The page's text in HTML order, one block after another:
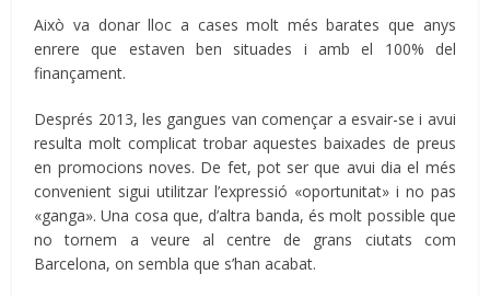
Això va donar lloc a cases molt més barates que anys
enrere que estaven ben situades i amb el 100% del
finançament.
Després 2013, les gangues van començar a esvair-se i avui
resulta molt complicat trobar aquestes baixades de preus
en promocions noves. De fet, pot ser que avui dia el més
convenient sigui utilitzar l’expressió «oportunitat» i no pas
«ganga». Una cosa que, d’altra banda, és molt possible que
no tornem a veure al centre de grans ciutats com
Barcelona, ​​on sembla que s’han acabat.